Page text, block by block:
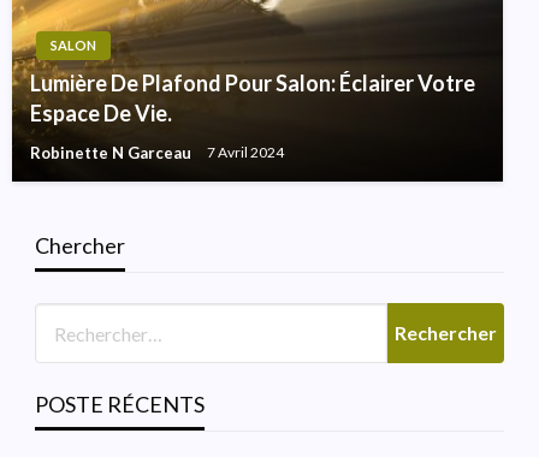
SALON
Lumière De Plafond Pour Salon: Éclairer Votre
Espace De Vie.
Robinette N Garceau 7 Avril 2024
Chercher
POSTE RÉCENTS
SALLE DE BAINS
Lumière De Vanité Moderne
Italienne Pour La Salle De
Poudre
Robinette N Garceau